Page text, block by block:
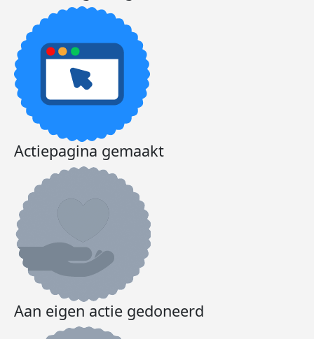
Actiepagina gemaakt
Aan eigen actie gedoneerd